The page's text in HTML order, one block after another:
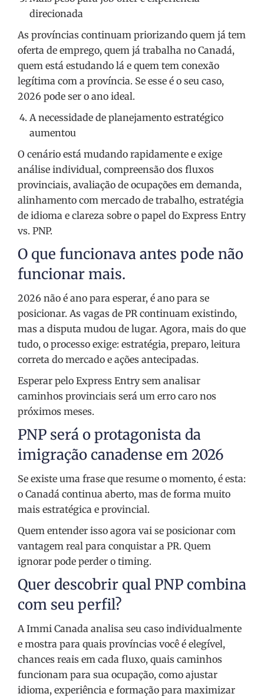
direcionada
As províncias continuam priorizando quem já tem
oferta de emprego, quem já trabalha no Canadá,
quem está estudando lá e quem tem conexão
legítima com a província. Se esse é o seu caso,
2026 pode ser o ano ideal.
A necessidade de planejamento estratégico
aumentou
O cenário está mudando rapidamente e exige
análise individual, compreensão dos fluxos
provinciais, avaliação de ocupações em demanda,
alinhamento com mercado de trabalho, estratégia
de idioma e clareza sobre o papel do Express Entry
vs. PNP.
O que funcionava antes pode não
funcionar mais.
2026 não é ano para esperar, é ano para se
posicionar. As vagas de PR continuam existindo,
mas a disputa mudou de lugar. Agora, mais do que
tudo, o processo exige: estratégia, preparo, leitura
correta do mercado e ações antecipadas.
Esperar pelo Express Entry sem analisar
caminhos provinciais será um erro caro nos
próximos meses.
PNP será o protagonista da
imigração canadense em 2026
Se existe uma frase que resume o momento, é esta:
o Canadá continua aberto, mas de forma muito
mais estratégica e provincial.
Quem entender isso agora vai se posicionar com
vantagem real para conquistar a PR. Quem
ignorar pode perder o timing.
Quer descobrir qual PNP combina
com seu perfil?
A Immi Canada analisa seu caso individualmente
e mostra para quais províncias você é elegível,
chances reais em cada fluxo, quais caminhos
funcionam para sua ocupação, como ajustar
idioma, experiência e formação para maximizar